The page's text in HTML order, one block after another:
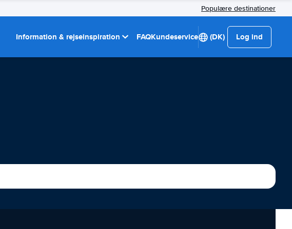
Populære destinationer
Information & rejseinspiration FAQKundeservice (DK) Log ind